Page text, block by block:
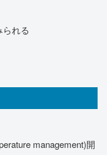
れる
management)開